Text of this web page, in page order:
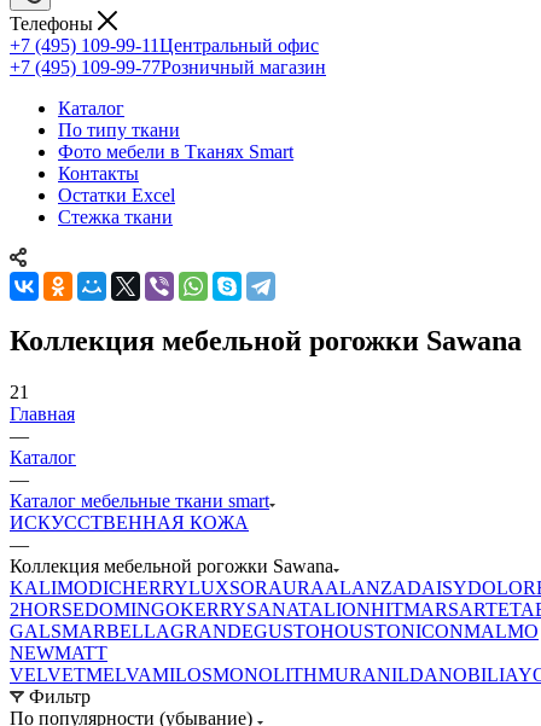
Телефоны
+7 (495) 109-99-11Центральный офис
+7 (495) 109-99-77Розничный магазин
Каталог
По типу ткани
Фото мебели в Тканях Smart
Контакты
Остатки Excel
Стежка ткани
Коллекция мебельной рогожки Sawana
21
Главная
—
Каталог
—
Каталог мебельные ткани smart
ИСКУССТВЕННАЯ КОЖА
—
Коллекция мебельной рогожки Sawana
KALIMODICHERRYLUXSORAURAALANZADAISY
2HORSEDOMINGOKERRYSANATALIONHITMARSARTE
GALSMARBELLAGRANDEGUSTOHOUSTONICONMALMO
NEWMATT
VELVETMELVAMILOSMONOLITHMURANILDANOBILIA
Фильтр
По популярности (убывание)